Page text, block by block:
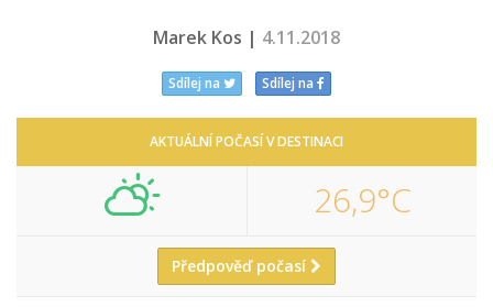
Marek Kos | 4.11.2018
Sdílej na Sdílej na
AKTUÁLNÍ POČASÍ V DESTINACI
26,9°C
Předpověď počasí